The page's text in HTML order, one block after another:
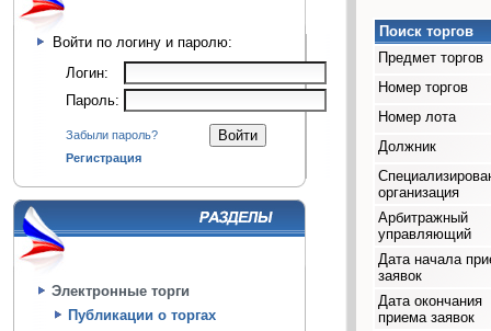
Войти по логину и паролю:
Логин:
Пароль:
Забыли пароль?
Регистрация
Электронные торги
Публикации о торгах
Поиск торгов
Предмет торгов
Номер торгов
Номер лота
Должник
организация
Арбитражный
управляющий
Дата начала
заявок
Дата окончания
приема заявок